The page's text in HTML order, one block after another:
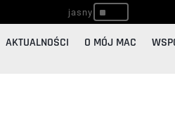
^
AKTUALNOŚCI O MÓJ MAC